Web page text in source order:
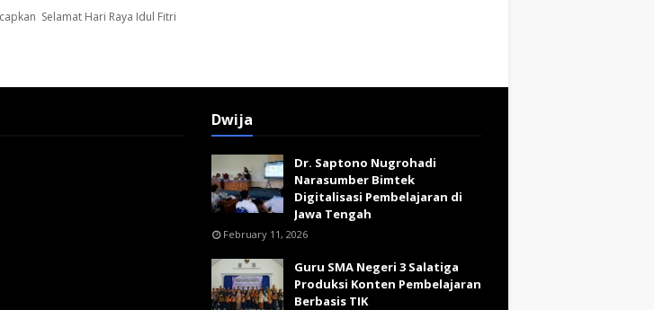
Selamat Hari Raya Idul Fitri
Dwija
Dr. Saptono Nugrohadi
Narasumber Bimtek
Digitalisasi Pembelajaran di
Jawa Tengah
February 11, 2026
Guru SMA Negeri 3 Salatiga
Produksi Konten Pembelajaran
Berbasis TIK